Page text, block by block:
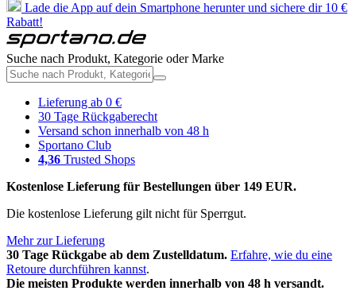
Lade die App auf dein Smartphone herunter und sichere dir 10 €
Rabatt!
Suche nach Produkt, Kategorie oder Marke
Lieferung ab 0 €
30 Tage Rückgaberecht
Versand schon innerhalb von 48 h
Sportano Club
4,36 Trusted Shops
Kostenlose Lieferung für Bestellungen über 149 EUR.
Die kostenlose Lieferung gilt nicht für Sperrgut.
Mehr zur Lieferung
30 Tage Rückgabe ab dem Zustelldatum. Erfahre, wie du eine
Retoure durchführen kannst.
Die meisten Produkte werden innerhalb von 48 h versandt.